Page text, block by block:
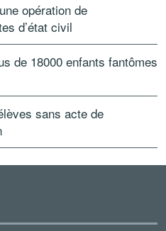
opération de
d’état civil
de 18000 enfants fantômes
sans acte de